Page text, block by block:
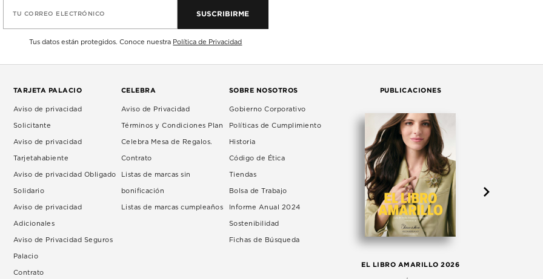
TU CORREO ELECTRÓNICO SUSCRIBIRME
Tus datos están protegidos. Conoce nuestra Política de Privacidad
TARJETA PALACIO
Aviso de privacidad
Solicitante
Aviso de privacidad
Tarjetahabiente
Aviso de privacidad Obligado
Solidario
Aviso de privacidad
Adicionales
Aviso de Privacidad Seguros
Palacio
Contrato
CELEBRA
Aviso de Privacidad
Términos y Condiciones Plan
Celebra Mesa de Regalos.
Contrato
Listas de marcas sin
bonificación
Listas de marcas cumpleaños
SOBRE NOSOTROS
Gobierno Corporativo
Políticas de Cumplimiento
Historia
Código de Ética
Tiendas
Bolsa de Trabajo
Informe Anual 2024
Sostenibilidad
Fichas de Búsqueda
PUBLICACIONES
EL LIBRO AMARILLO 2026